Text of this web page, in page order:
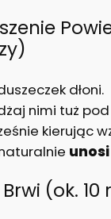
dłoni.
nimi tuż
kierując
Brwi (ok. 10